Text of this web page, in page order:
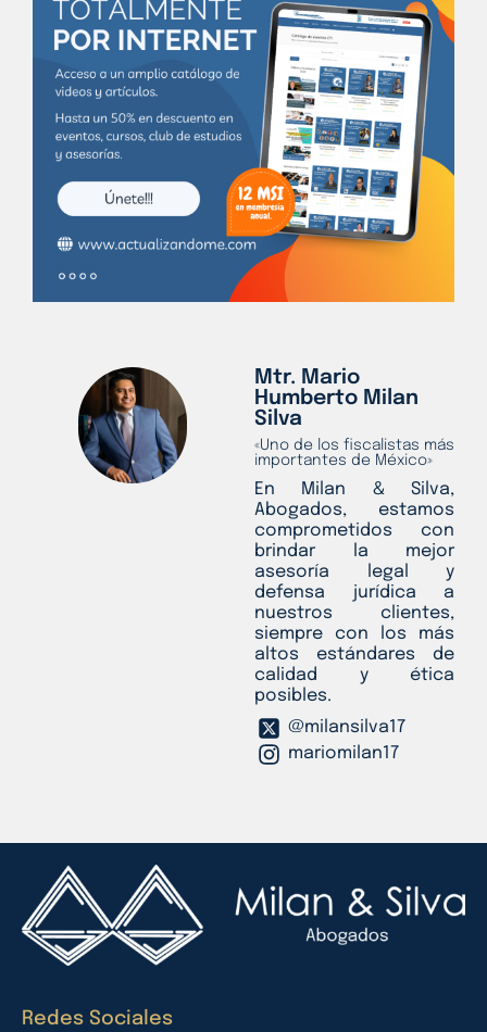
Mtr. Mario
Humberto Milan
Silva
«Uno de los fiscalistas más
importantes de México»
En Milan & Silva,
Abogados, estamos
comprometidos con
brindar la mejor
asesoría legal y
defensa jurídica a
nuestros clientes,
siempre con los más
altos estándares de
calidad y ética
posibles.
@milansilva17
mariomilan17
Redes Sociales